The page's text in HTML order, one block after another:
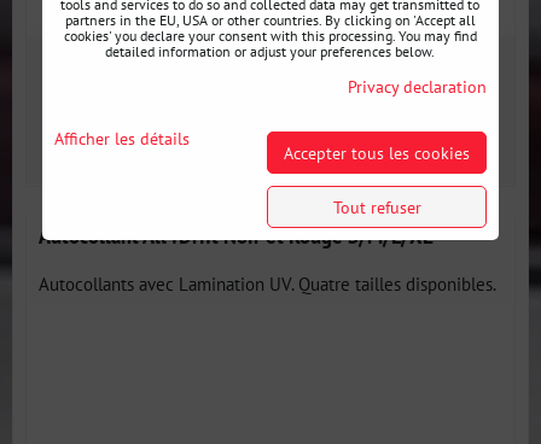
Disponibilité:Épuisé
Autocollant All4Drift Noir et Rouge S/M/L/XL
Autocollants avec Lamination UV. Quatre tailles disponibles.
tools and services to do so and collected data may get transmitted to
partners in the EU, USA or other countries. By clicking on 'Accept all
cookies' you declare your consent with this processing. You may find
detailed information or adjust your preferences below.
Privacy declaration
Afficher les détails
Accepter tous les cookies
Tout refuser